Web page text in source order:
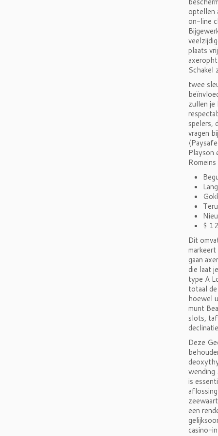
optellen
on-line
plaats
Schakel
twee
zullen je
spelers,
vragen
Playson
$
Dit
gaan
die laat
type A
totaal
hoewel
munt
slots,
Deze
wending
is
een
casino-